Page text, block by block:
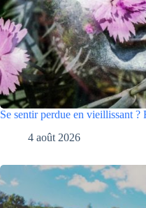
Se sentir perdue en vieillissant ?
4 août 2026